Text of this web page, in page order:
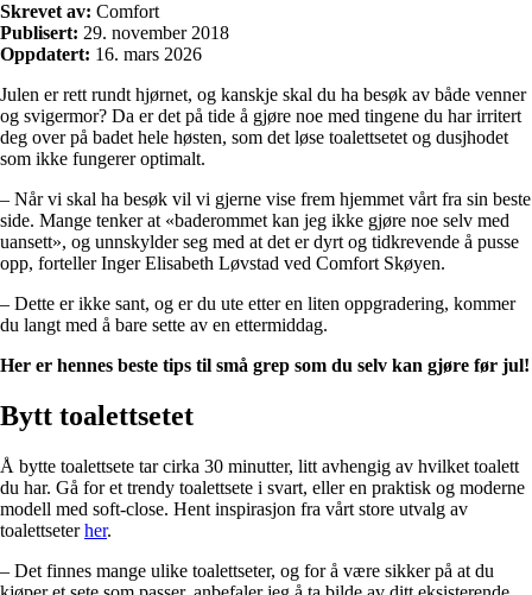
Skrevet av: Comfort
Publisert: 29. november 2018
Oppdatert: 16. mars 2026
Julen er rett rundt hjørnet, og kanskje skal du ha besøk av både venner
og svigermor? Da er det på tide å gjøre noe med tingene du har irritert
deg over på badet hele høsten, som det løse toalettsetet og dusjhodet
som ikke fungerer optimalt.
– Når vi skal ha besøk vil vi gjerne vise frem hjemmet vårt fra sin beste
side. Mange tenker at «baderommet kan jeg ikke gjøre noe selv med
uansett», og unnskylder seg med at det er dyrt og tidkrevende å pusse
opp, forteller Inger Elisabeth Løvstad ved Comfort Skøyen.
– Dette er ikke sant, og er du ute etter en liten oppgradering, kommer
du langt med å bare sette av en ettermiddag.
Her er hennes beste tips til små grep som du selv kan gjøre før jul!
Bytt toalettsetet
Å bytte toalettsete tar cirka 30 minutter, litt avhengig av hvilket toalett
du har. Gå for et trendy toalettsete i svart, eller en praktisk og moderne
modell med soft-close. Hent inspirasjon fra vårt store utvalg av
toalettseterher.
– Det finnes mange ulike toalettseter, og for å være sikker på at du